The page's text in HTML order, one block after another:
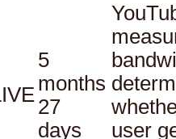
5
months
27
days
user